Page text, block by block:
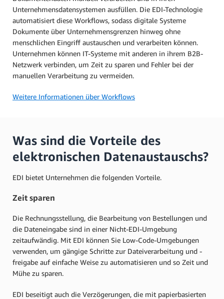
Unternehmensdatensystemen ausfüllen. Die EDI-Technologie
automatisiert diese Workflows, sodass digitale Systeme
Dokumente über Unternehmensgrenzen hinweg ohne
menschlichen Eingriff austauschen und verarbeiten können.
Unternehmen können IT-Systeme mit anderen in ihrem B2B-
Netzwerk verbinden, um Zeit zu sparen und Fehler bei der
manuellen Verarbeitung zu vermeiden.
Weitere Informationen über Workflows
Was sind die Vorteile des
elektronischen Datenaustauschs?
EDI bietet Unternehmen die folgenden Vorteile.
Zeit sparen
Die Rechnungsstellung, die Bearbeitung von Bestellungen und
die Dateneingabe sind in einer Nicht-EDI-Umgebung
zeitaufwändig. Mit EDI können Sie Low-Code-Umgebungen
verwenden, um gängige Schritte zur Dateiverarbeitung und -
freigabe auf einfache Weise zu automatisieren und so Zeit und
Mühe zu sparen.
EDI beseitigt auch die Verzögerungen, die mit papierbasierten